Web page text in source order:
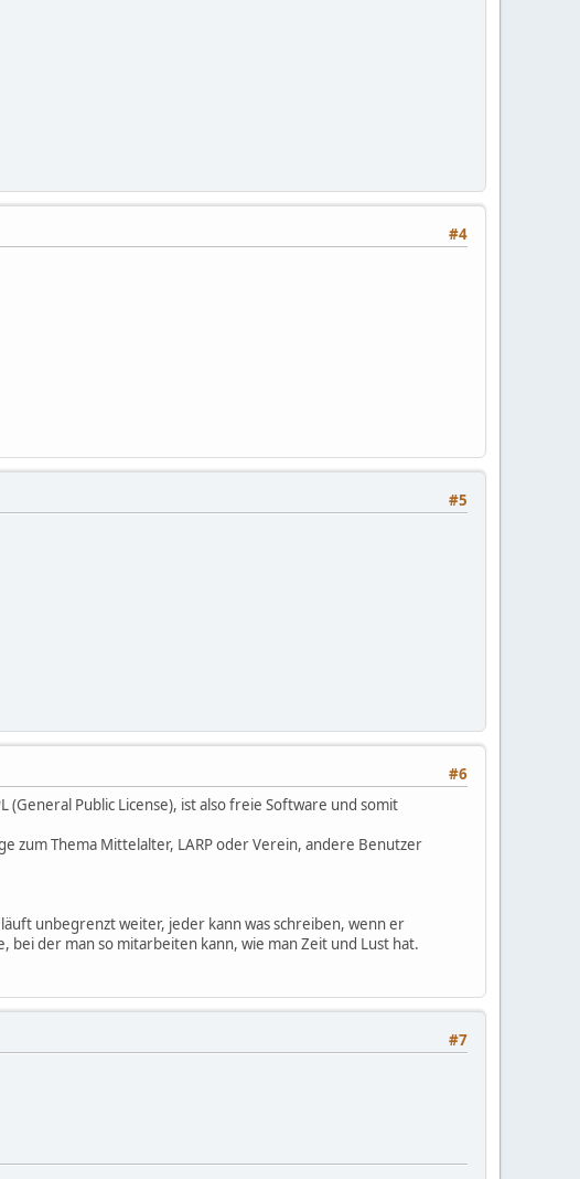
#4
#5
#6
Public License), ist also freie Software und somit
zum Thema Mittelalter, LARP oder Verein, andere Benutzer
unbegrenzt weiter, jeder kann was schreiben, wenn er
bei der man so mitarbeiten kann, wie man Zeit und Lust hat.
#7